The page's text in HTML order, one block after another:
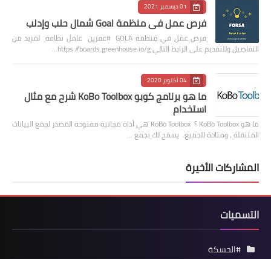
01 ديسمبر 2021
فرص عمل في منظمة Goal شمال حلب وإدلب
فرص عمل في منظمة GOLA #عفرين عامل نظافة لمزيد من
التفاصيل وللتقديم على الرابط التالي https://boards.greenhouse.io/g…
04 أكتوبر 2020
ما هو برنامج كوبو KoBo Toolbox شرح مع مثال
استخدام
ما هو KoBo Toolbox ؟ KoBo Toolbox هي أداة مجانية مفتوحة المصدر لجمع البيانات
المتنقلة ، ومتاحة للجميع. يسمح لك بجمع …
المشاركات الأخيرة
التسميات
#الحسكة